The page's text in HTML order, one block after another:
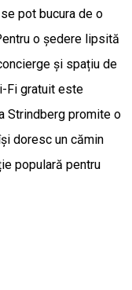
pot bucura de o
o ședere lipsită
și spațiu de
Fi gratuit este
Strindberg promite o
doresc un cămin
populară pentru